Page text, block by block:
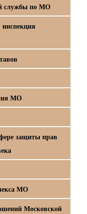
службы по МО
МО
защиты прав
МО
Московской